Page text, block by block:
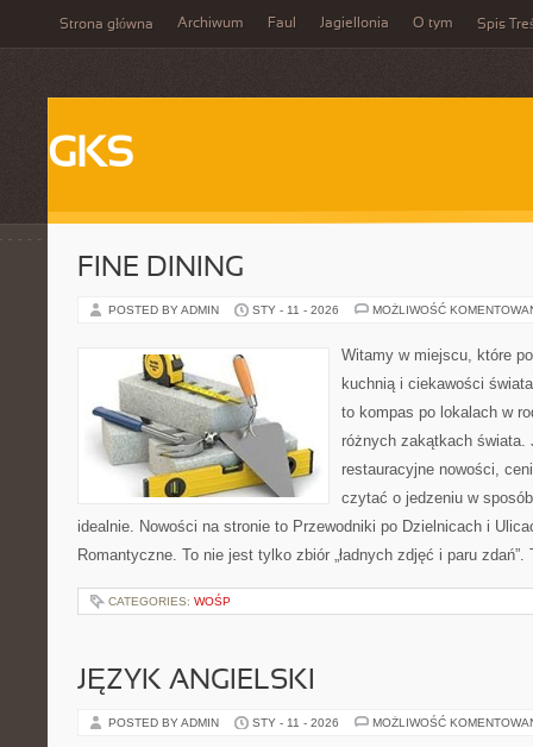
Strona główna Archiwum Faul Jagiellonia O tym Spis
GKS
FINE DINING
POSTED BY ADMIN STY - 11 - 2026 MOŻLIWOŚĆ
Witamy w miejscu, które
kuchnią i ciekawości
to kompas po lokalach w
różnych zakątkach świata.
restauracyjne nowości,
czytać o jedzeniu w
idealnie. Nowości na stronie to Przewodniki po Dzielnicach i
Romantyczne. To nie jest tylko zbiór „ładnych zdjęć i paru
CATEGORIES: WOŚP
JĘZYK ANGIELSKI
POSTED BY ADMIN STY - 11 - 2026 MOŻLIWOŚĆ